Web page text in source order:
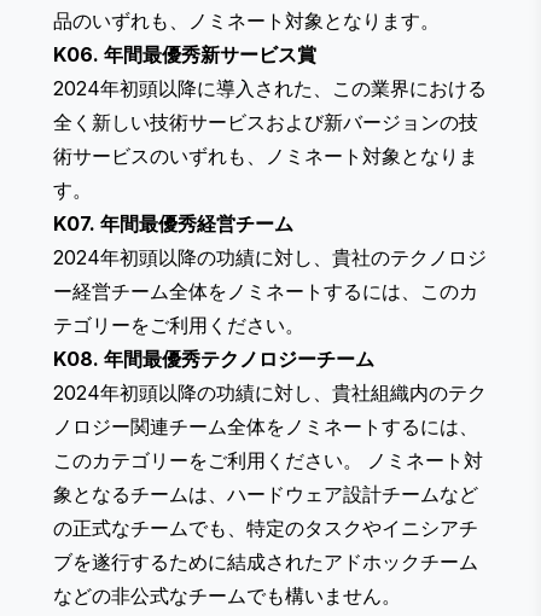
品のいずれも、ノミネート対象となります。
K06. 年間最優秀新サービス賞
2024年初頭以降に導入された、この業界における
全く新しい技術サービスおよび新バージョンの技
術サービスのいずれも、ノミネート対象となりま
す。
K07. 年間最優秀経営チーム
2024年初頭以降の功績に対し、貴社のテクノロジ
ー経営チーム全体をノミネートするには、このカ
テゴリーをご利用ください。
K08. 年間最優秀テクノロジーチーム
2024年初頭以降の功績に対し、貴社組織内のテク
ノロジー関連チーム全体をノミネートするには、
このカテゴリーをご利用ください。 ノミネート対
象となるチームは、ハードウェア設計チームなど
の正式なチームでも、特定のタスクやイニシアチ
ブを遂行するために結成されたアドホックチーム
などの非公式なチームでも構いません。